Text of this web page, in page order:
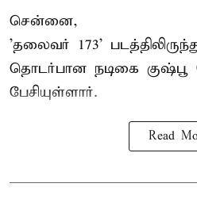
சென்னை,
'தலைவர் 173'
தொடர்பான நடிகை
பேசியுள்ளார்.
Read